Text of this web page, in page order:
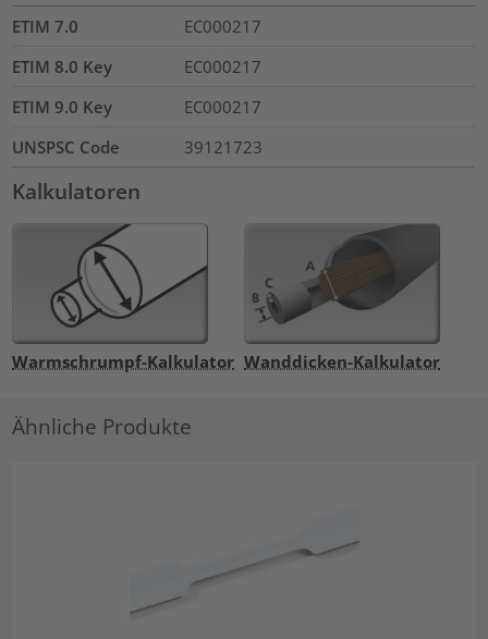
ETIM 7.0
EC000217
ETIM 8.0 Key
EC000217
ETIM 9.0 Key
EC000217
UNSPSC Code
39121723
Kalkulatoren
Warmschrumpf-Kalkulator Wanddicken-Kalkulator
Ähnliche Produkte